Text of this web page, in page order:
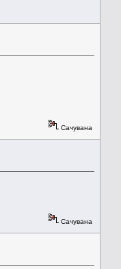
Сачувана
Сачувана